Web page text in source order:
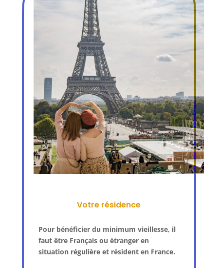
Votre résidence
Pour bénéficier du minimum vieillesse, il
faut être Français ou étranger en
situation régulière et résident en France.